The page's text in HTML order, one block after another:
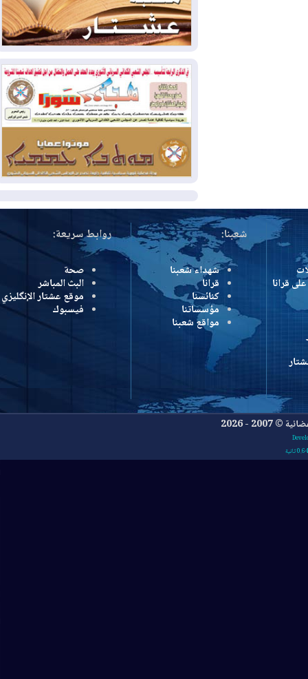
2026-08-04ملفات حقبة الكاظمي تعود إلى
الواجهة.. أنباء عن مراجعات قضائية
وتحقيقات أوسع في قضايا فساد
2026-08-04
بيترو يشكو تزوير الانتخابات
الرئاسية ويحذر من "حرب أهلية" في
كولومبيا
2026-08-03
رئيس إقليم كوردستان في
دمشق في زيارة رسمية
شعبنا:
شهداء شعبنا
قرانا
كنائسنا
مؤسساتنا
مواقع شعبنا
روابط سريعة:
صحة
البث المباشر
موقع عشتار الإنگليزي
فيسبوك
2026